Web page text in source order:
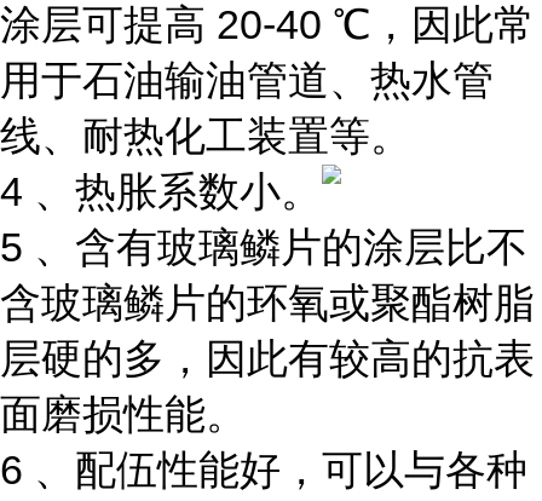
涂层可提高 20-40 ℃，因此常
用于石油输油管道、热水管
线、耐热化工装置等。
4 、热胀系数小。
5 、含有玻璃鳞片的涂层比不
含玻璃鳞片的环氧或聚酯树脂
层硬的多，因此有较高的抗表
面磨损性能。
6 、配伍性能好，可以与各种